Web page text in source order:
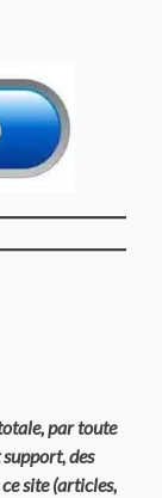
par toute
des
site (articles,